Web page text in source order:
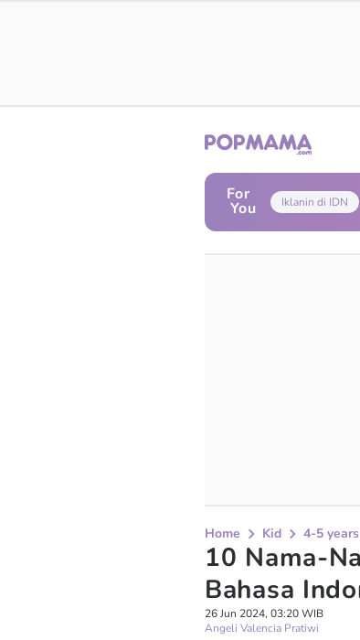
For
You Iklanin di IDN
Home Kid 4-5
10 Nama-
Bahasa
26 Jun 2024, 03:20 WIB
Angeli Valencia Pratiwi